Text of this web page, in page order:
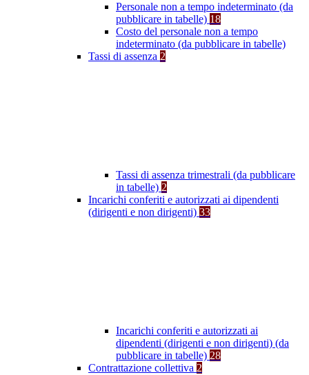
Personale non a tempo indeterminato (da
pubblicare in tabelle) 18
Costo del personale non a tempo
indeterminato (da pubblicare in tabelle)
Tassi di assenza 2
Tassi di assenza trimestrali (da pubblicare
in tabelle) 2
Incarichi conferiti e autorizzati ai dipendenti
(dirigenti e non dirigenti) 33
Incarichi conferiti e autorizzati ai
dipendenti (dirigenti e non dirigenti) (da
pubblicare in tabelle) 28
Contrattazione collettiva 2